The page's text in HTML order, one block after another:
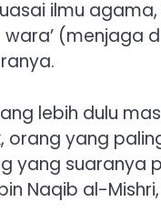
ilmu
(menjaga
lebih dulu
orang yang
yang suaranya
Naqib al-